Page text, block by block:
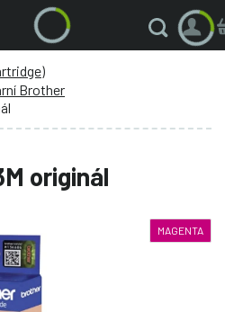
Brother
originál
MAGENTA